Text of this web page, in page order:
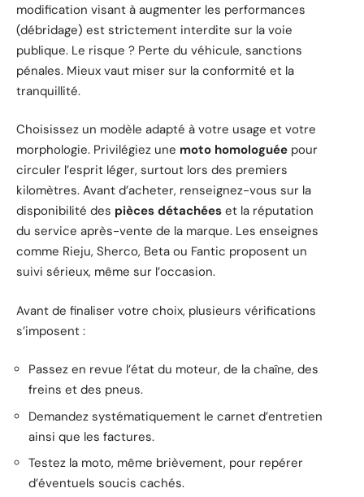
modification visant à augmenter les performances
(débridage) est strictement interdite sur la voie
publique. Le risque ? Perte du véhicule, sanctions
pénales. Mieux vaut miser sur la conformité et la
tranquillité.
Choisissez un modèle adapté à votre usage et votre
morphologie. Privilégiez une moto homologuée pour
circuler l’esprit léger, surtout lors des premiers
kilomètres. Avant d’acheter, renseignez-vous sur la
disponibilité des pièces détachées et la réputation
du service après-vente de la marque. Les enseignes
comme Rieju, Sherco, Beta ou Fantic proposent un
suivi sérieux, même sur l’occasion.
Avant de finaliser votre choix, plusieurs vérifications
s’imposent :
Passez en revue l’état du moteur, de la chaîne, des
freins et des pneus.
Demandez systématiquement le carnet d’entretien
ainsi que les factures.
Testez la moto, même brièvement, pour repérer
d’éventuels soucis cachés.